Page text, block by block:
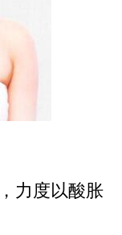
力度以酸胀